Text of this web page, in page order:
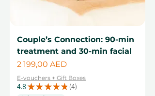
Couple’s Connection: 90-min
treatment and 30-min facial
Цена
2 199,00 AED
E-vouchers + Gift Boxes
4.8 ★ ★ ★ ★ ★ 4
4